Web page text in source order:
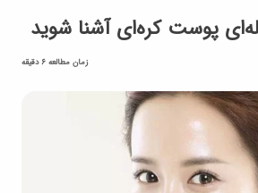
زمان مطالعه 6 دقیقه